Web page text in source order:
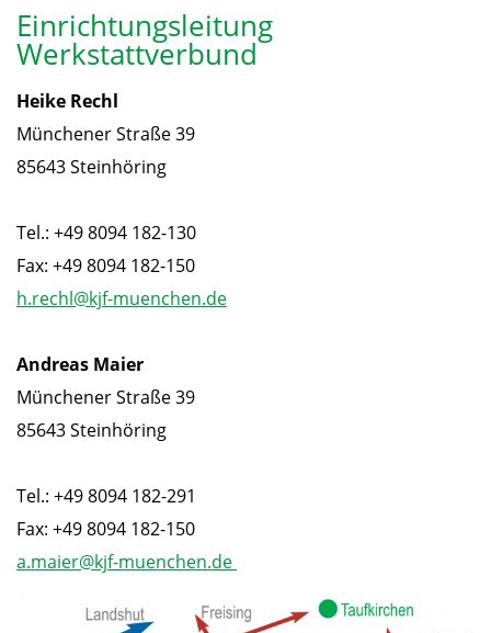
Einrichtungsleitung
Werkstattverbund
Heike Rechl
Münchener Straße 39
85643 Steinhöring
Tel.: +49 8094 182-130
Fax: +49 8094 182-150
h.rechl@kjf-muenchen.de
Andreas Maier
Münchener Straße 39
85643 Steinhöring
Tel.: +49 8094 182-291
Fax: +49 8094 182-150
a.maier@kjf-muenchen.de